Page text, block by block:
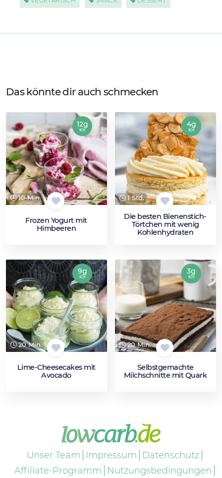
Das könnte dir auch schmecken
10 Min.
Frozen Yogurt mit
Himbeeren
12g
KH
1 Std.
Die besten Bienenstich-
Törtchen mit wenig
Kohlenhydraten
4g
KH
20 Min.
Lime-Cheesecakes mit
Avocado
9g
KH
20 Min.
Selbstgemachte
Milchschnitte mit Quark
3g
KH
Unser Team Impressum
Datenschutz
Affiliate-Programm
Nutzungsbedingungen